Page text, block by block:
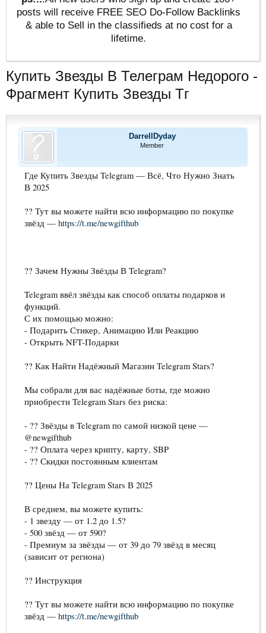
posts will receive FREE SEO Do-Follow Backlinks
& able to Sell in the classifieds at no cost for a
lifetime.
Купить Звезды В Телеграм Недорого -
Фрагмент Купить Звезды Тг
DarrellDyday
Member
Где Купить Звезды Telegram — Всё, Что Нужно Знать
В 2025
?? Тут вы можете найти всю информацию по покупке
звёзд — https://t.me/newgifthub
?? Зачем Нужны Звёзды В Telegram?
Telegram ввёл звёзды как способ оплаты подарков и
функций.
С их помощью можно:
- Подарить Стикер, Анимацию Или Реакцию
- Открыть NFT-Подарки
?? Как Найти Надёжный Магазин Telegram Stars?
Мы собрали для вас надёжные боты, где можно
приобрести Telegram Stars без риска:
- ?? Звёзды в Telegram по самой низкой цене —
@newgifthub
- ?? Оплата через крипту, карту, SBP
- ?? Скидки постоянным клиентам
?? Цены На Telegram Stars В 2025
В среднем, вы можете купить:
- 1 звезду — от 1.2 до 1.5?
- 500 звёзд — от 590?
- Премиум за звёзды — от 39 до 79 звёзд в месяц
(зависит от региона)
?? Инструкция
?? Тут вы можете найти всю информацию по покупке
звёзд — https://t.me/newgifthub